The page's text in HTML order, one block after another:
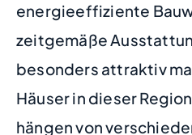
energieeffiziente
zeitgemäße
besonders attraktiv
Häuser in dieser
hängen von